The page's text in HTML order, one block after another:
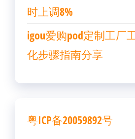
时上调8%
igou爱购pod定制工厂
化步骤指南分享
粤ICP备20059892号